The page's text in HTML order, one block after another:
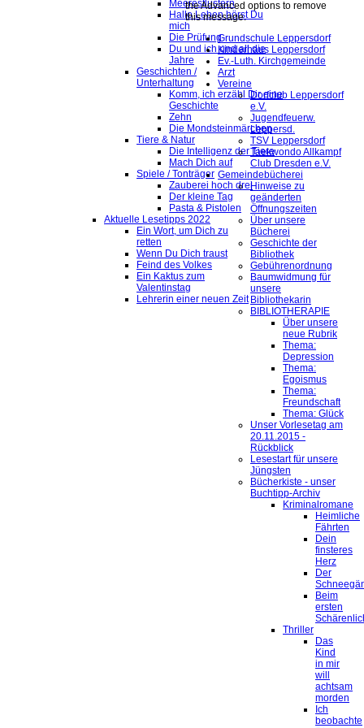
Meeresflüstern
Hallo Leben hörst Du
mich
Die Prüfung
Du und ich und all die
Jahre
Geschichten /
Unterhaltung
Komm, ich erzähl Dir eine
Geschichte
Zehn
Die Mondsteinmärchen
Tiere & Natur
Die Intelligenz der Tiere
Mach Dich auf
Spiele / Tonträger
Zauberei hoch drei
Der kleine Tag
Pasta & Pistolen
Aktuelle Lesetipps 2022
Ein Wort, um Dich zu
retten
Wenn Du Dich traust
Feind des Volkes
Ein Kaktus zum
Valentinstag
Lehrerin einer neuen Zeit
the Advanced options to remove
this message.
Grundschule Leppersdorf
Kinderhaus Leppersdorf
Ev.-Luth. Kirchgemeinde
Arzt
Vereine
Dorfclub Leppersdorf
e.V.
Jugendfeuerw.
Leppersd.
TSV Leppersdorf
Taekwondo Allkampf
Club Dresden e.V.
Gemeindebücherei
Hinweise zu
geänderten
Öffnungszeiten
Über unsere
Bücherei
Geschichte der
Bibliothek
Gebührenordnung
Baumwidmung für
unsere
Bibliothekarin
BIBLIOTHERAPIE
Über unsere
neue Rubrik
Thema:
Depression
Thema:
Egoismus
Thema:
Freundschaft
Thema: Glück
Unser Vorlesetag am
20.11.2015 -
Rückblick
Lesestart für unsere
Jüngsten
Bücherkiste - unser
Buchtipp-Archiv
Kriminalromane
Heimliche
Fährten
Dein
finsteres
Herz
Der
Beim
ersten
Thriller
Das
Kind
in mir
will
achtsam
morden
Ich
beobachte